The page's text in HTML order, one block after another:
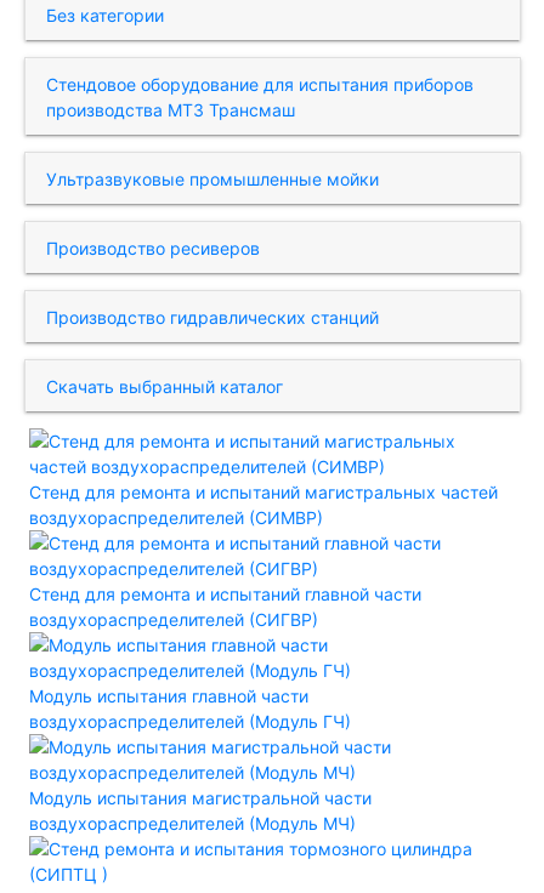
Без категории
Стендовое оборудование для испытания приборов
производства МТЗ Трансмаш
Ультразвуковые промышленные мойки
Производство ресиверов
Производство гидравлических станций
Скачать выбранный каталог
Стенд для ремонта и испытаний магистральных частей
воздухораспределителей (СИМВР)
Стенд для ремонта и испытаний главной части
воздухораспределителей (СИГВР)
Модуль испытания главной части
воздухораспределителей (Модуль ГЧ)
Модуль испытания магистральной части
воздухораспределителей (Модуль МЧ)